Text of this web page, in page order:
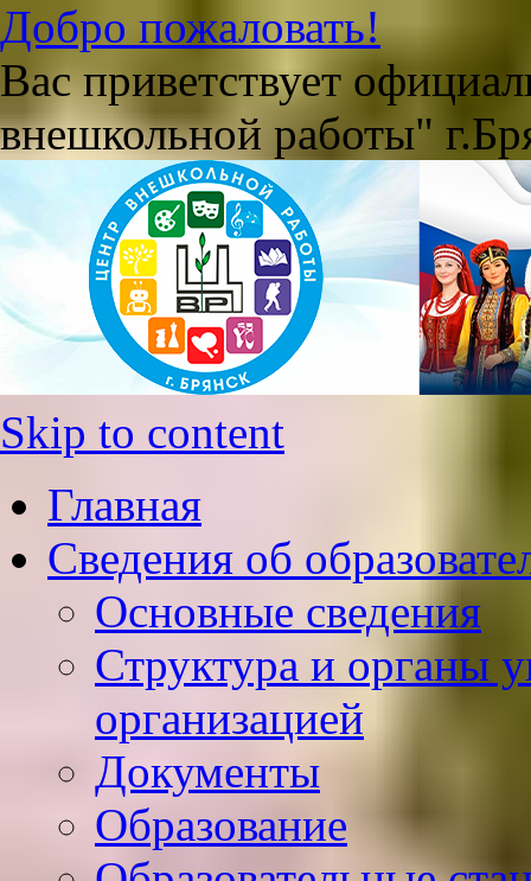
Добро пожаловать!
Вас приветствует
внешкольной работы"
Skip to content
Главная
Сведения об
Основные сведения
Структура и органы
организацией
Документы
Образование